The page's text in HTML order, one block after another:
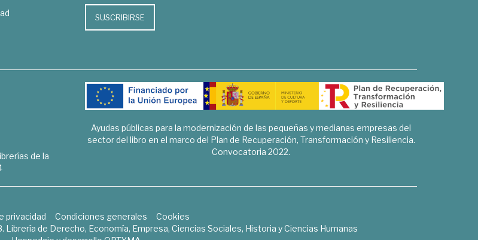
SUSCRIBIRSE
de la
Ayudas públicas para la modernización de las pequeñas y medianas empresas del
sector del libro en el marco del Plan de Recuperación, Transformación y Resiliencia.
Convocatoria 2022.
privacidad Condiciones generales
Cookies
de Derecho, Economía, Empresa, Ciencias Sociales, Historia y Ciencias Humanas